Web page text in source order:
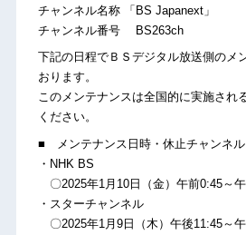
チャンネル名称 「BS Japanext」
チャンネル番号 BS263ch
下記の日程でＢＳデジタル放送側のメ
おります。
このメンテナンスは全国的に実施され
ください。
■ メンテナンス日時・休止チャンネル
・NHK BS
〇2025年1月10日（金）午前0:45～
・スターチャンネル
〇2025年1月9日（木）午後11:45～